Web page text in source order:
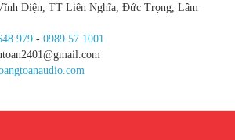
Diện, TT Liên Nghĩa, Đức Trọng, Lâm
979 - 0989 57 1001